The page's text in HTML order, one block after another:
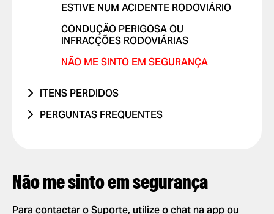
PROBLEMA COM RELATÓRIOS DE
OUTRO PROBLEMA
COBRANÇA NÃO RECONHECIDA
OUTRO
VIAGENS COM ANIMAIS DE
OUTRO
ESTIVE NUM ACIDENTE RODOVIÁRIO
CONDUÇÃO PERIGOSA OU
INFRACÇÕES RODOVIÁRIAS
NÃO ME SINTO EM SEGURANÇA
ITENS PERDIDOS
PERGUNTAS FREQUENTES
ADICIONAR OU ELIMINAR
CARTÕES
PEDIR UMA VIAGEM
SEGURANÇA
Não me sinto em segurança
Para contactar o Suporte, utilize o chat na app ou